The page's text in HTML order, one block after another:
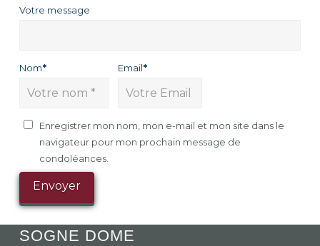
Votre message
Nom* Email*
Enregistrer mon nom, mon e-mail et mon site dans le
navigateur pour mon prochain message de
condoléances.
SOGNE DOME